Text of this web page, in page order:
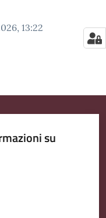
13:22
su